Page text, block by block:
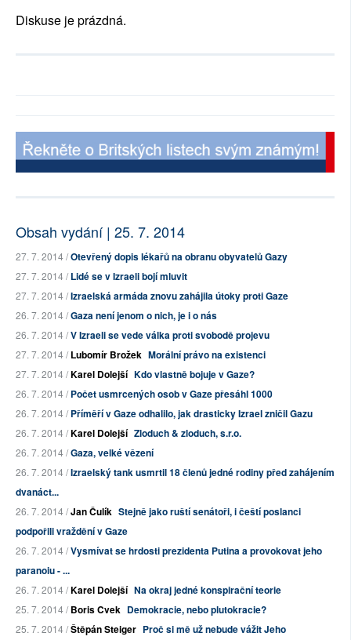
Diskuse je prázdná.
Obsah vydání | 25. 7. 2014
27. 7. 2014 /Otevřený dopis lékařů na obranu obyvatelů Gazy
27. 7. 2014 /Lidé se v Izraeli bojí mluvit
27. 7. 2014 /Izraelská armáda znovu zahájila útoky proti Gaze
26. 7. 2014 /Gaza není jenom o nich, je i o nás
26. 7. 2014 /V Izraeli se vede válka proti svobodě projevu
27. 7. 2014 /Lubomír Brožek Morální právo na existenci
27. 7. 2014 /Karel Dolejší Kdo vlastně bojuje v Gaze?
26. 7. 2014 /Počet usmrcených osob v Gaze přesáhl 1000
26. 7. 2014 /Příměří v Gaze odhalilo, jak drasticky Izrael zničil Gazu
26. 7. 2014 /Karel Dolejší Zloduch & zloduch, s.r.o.
26. 7. 2014 /Gaza, velké vězení
26. 7. 2014 /Izraelský tank usmrtil 18 členů jedné rodiny před zahájením
dvanáct...
26. 7. 2014 /Jan Čulík Stejně jako ruští senátoři, i čeští poslanci
podpořili vraždění v Gaze
26. 7. 2014 /Vysmívat se hrdosti prezidenta Putina a provokovat jeho
paranoiu - ...
26. 7. 2014 /Karel Dolejší Na okraj jedné konspirační teorie
25. 7. 2014 /Boris Cvek Demokracie, nebo plutokracie?
25. 7. 2014 /Štěpán Steiger Proč si mě už nebude vážit Jeho